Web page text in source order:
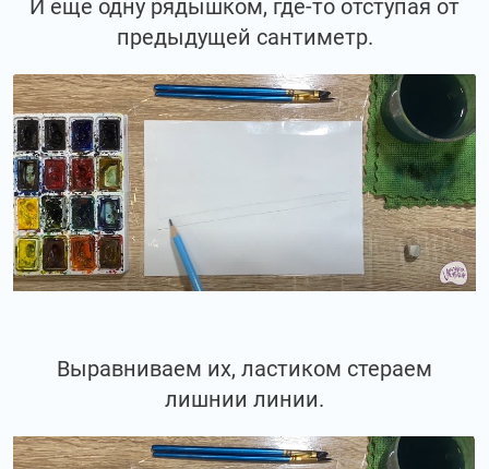
И еще одну рядышком, где-то отступая от
предыдущей сантиметр.
Выравниваем их, ластиком стераем
лишнии линии.